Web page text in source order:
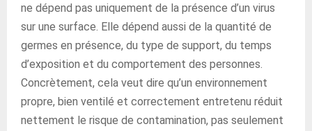
ne dépend pas uniquement de la présence d’un virus
sur une surface. Elle dépend aussi de la quantité de
germes en présence, du type de support, du temps
d’exposition et du comportement des personnes.
Concrètement, cela veut dire qu’un environnement
propre, bien ventilé et correctement entretenu réduit
nettement le risque de contamination, pas seulement